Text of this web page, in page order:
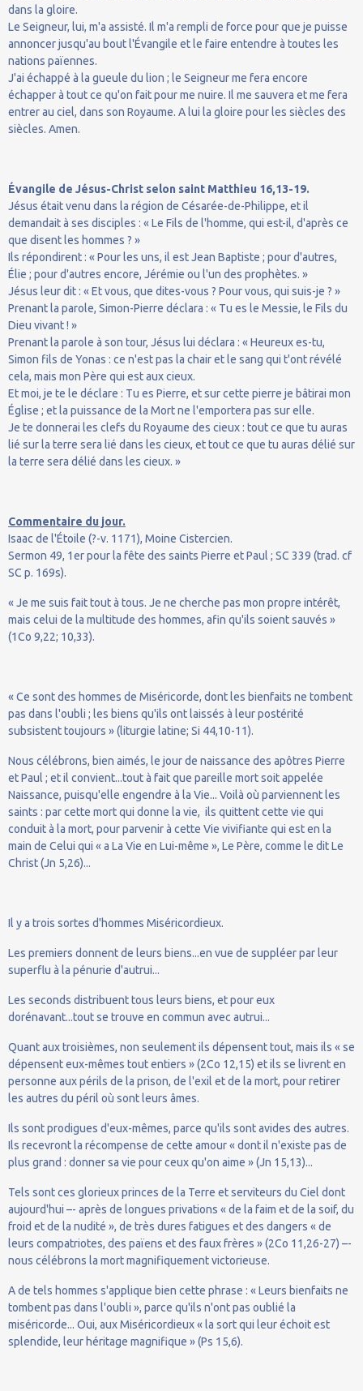
dans la gloire.
Le Seigneur, lui, m'a assisté. Il m'a rempli de force pour que je puisse
annoncer jusqu'au bout l'Évangile et le faire entendre à toutes les
nations païennes.
J'ai échappé à la gueule du lion ; le Seigneur me fera encore
échapper à tout ce qu'on fait pour me nuire. Il me sauvera et me fera
entrer au ciel, dans son Royaume. A lui la gloire pour les siècles des
siècles. Amen.
Évangile de Jésus-Christ selon saint Matthieu 16,13-19.
Jésus était venu dans la région de Césarée-de-Philippe, et il
demandait à ses disciples : « Le Fils de l'homme, qui est-il, d'après ce
que disent les hommes ? »
Ils répondirent : « Pour les uns, il est Jean Baptiste ; pour d'autres,
Élie ; pour d'autres encore, Jérémie ou l'un des prophètes. »
Jésus leur dit : « Et vous, que dites-vous ? Pour vous, qui suis-je ? »
Prenant la parole, Simon-Pierre déclara : « Tu es le Messie, le Fils du
Dieu vivant ! »
Prenant la parole à son tour, Jésus lui déclara : « Heureux es-tu,
Simon fils de Yonas : ce n'est pas la chair et le sang qui t'ont révélé
cela, mais mon Père qui est aux cieux.
Et moi, je te le déclare : Tu es Pierre, et sur cette pierre je bâtirai mon
Église ; et la puissance de la Mort ne l'emportera pas sur elle.
Je te donnerai les clefs du Royaume des cieux : tout ce que tu auras
lié sur la terre sera lié dans les cieux, et tout ce que tu auras délié sur
la terre sera délié dans les cieux. »
Commentaire du jour.
Isaac de l'Étoile (?-v. 1171), Moine Cistercien.
Sermon 49, 1er pour la fête des saints Pierre et Paul ; SC 339 (trad. cf
SC p. 169s).
« Je me suis fait tout à tous. Je ne cherche pas mon propre intérêt,
mais celui de la multitude des hommes, afin qu'ils soient sauvés »
(1Co 9,22; 10,33).
« Ce sont des hommes de Miséricorde, dont les bienfaits ne tombent
pas dans l'oubli ; les biens qu'ils ont laissés à leur postérité
subsistent toujours » (liturgie latine; Si 44,10-11).
Nous célébrons, bien aimés, le jour de naissance des apôtres Pierre
et Paul ; et il convient...tout à fait que pareille mort soit appelée
Naissance, puisqu'elle engendre à la Vie... Voilà où parviennent les
saints : par cette mort qui donne la vie, ils quittent cette vie qui
conduit à la mort, pour parvenir à cette Vie vivifiante qui est en la
main de Celui qui « a La Vie en Lui-même », Le Père, comme le dit Le
Christ (Jn 5,26)...
Il y a trois sortes d'hommes Miséricordieux.
Les premiers donnent de leurs biens...en vue de suppléer par leur
superflu à la pénurie d'autrui...
Les seconds distribuent tous leurs biens, et pour eux
dorénavant...tout se trouve en commun avec autrui...
Quant aux troisièmes, non seulement ils dépensent tout, mais ils « se
dépensent eux-mêmes tout entiers » (2Co 12,15) et ils se livrent en
personne aux périls de la prison, de l'exil et de la mort, pour retirer
les autres du péril où sont leurs âmes.
Ils sont prodigues d'eux-mêmes, parce qu'ils sont avides des autres.
Ils recevront la récompense de cette amour « dont il n'existe pas de
plus grand : donner sa vie pour ceux qu'on aime » (Jn 15,13)...
Tels sont ces glorieux princes de la Terre et serviteurs du Ciel dont
aujourd'hui –- après de longues privations « de la faim et de la soif, du
froid et de la nudité », de très dures fatigues et des dangers « de
leurs compatriotes, des païens et des faux frères » (2Co 11,26-27) –-
nous célébrons la mort magnifiquement victorieuse.
A de tels hommes s'applique bien cette phrase : « Leurs bienfaits ne
tombent pas dans l'oubli », parce qu'ils n'ont pas oublié la
miséricorde... Oui, aux Miséricordieux « la sort qui leur échoit est
splendide, leur héritage magnifique » (Ps 15,6).